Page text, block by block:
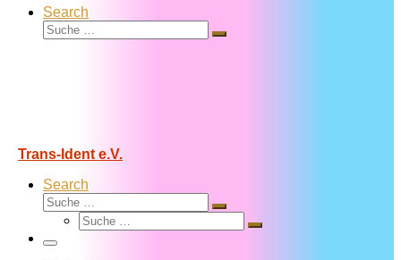
Search
Suche
Suche
Trans-Ident e.V.
Search
Suche
Suche
Suche
Suche
Menü